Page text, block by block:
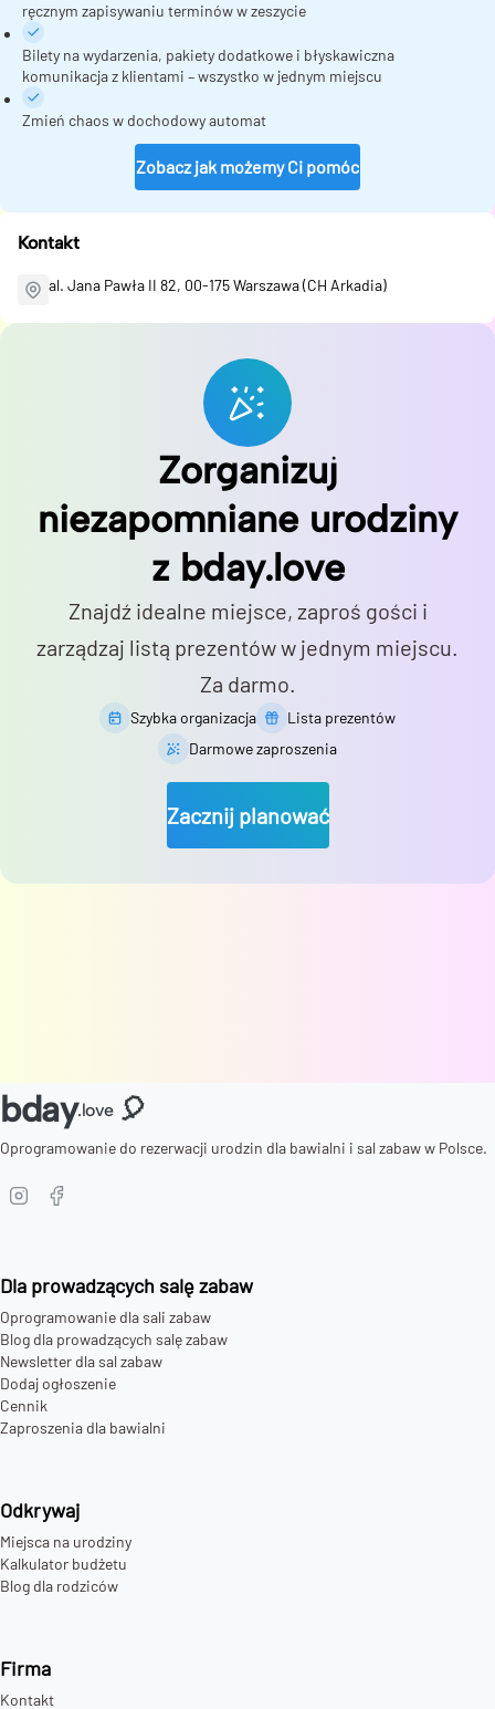
ręcznym zapisywaniu terminów w zeszycie
Bilety na wydarzenia, pakiety dodatkowe i błyskawiczna
komunikacja z klientami – wszystko w jednym miejscu
Zmień chaos w dochodowy automat
Zobacz jak możemy Ci pomóc
Kontakt
al. Jana Pawła II 82, 00-175 Warszawa (CH Arkadia)
Zorganizuj
niezapomniane urodziny
z bday.love
Znajdź idealne miejsce, zaproś gości i
zarządzaj listą prezentów w jednym miejscu.
Za darmo.
Szybka organizacja
Lista prezentów
Darmowe zaproszenia
Zacznij planować
bday.love 🎈
Oprogramowanie do rezerwacji urodzin dla bawialni i sal zabaw w Polsce.
Dla prowadzących salę zabaw
Oprogramowanie dla sali zabaw
Blog dla prowadzących salę zabaw
Newsletter dla sal zabaw
Dodaj ogłoszenie
Cennik
Zaproszenia dla bawialni
Odkrywaj
Miejsca na urodziny
Kalkulator budżetu
Blog dla rodziców
Firma
Kontakt